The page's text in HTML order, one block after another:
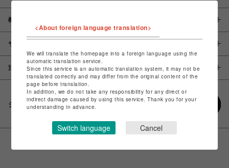
概要
サイズ
注意事項
シェアする
<About foreign language translation>
We will translate the homepage into a foreign language using the
automatic translation service.
Since this service is an automatic translation system, it may not be
translated correctly and may differ from the original content of the
page before translation.
In addition, we do not take any responsibility for any direct or
indirect damage caused by using this service. Thank you for your
understanding in advance.
Switch language Cancel